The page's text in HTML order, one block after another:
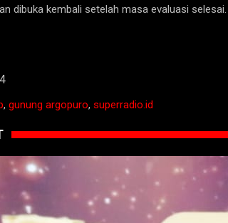
dibuka kembali setelah masa evaluasi
, gunung argopuro, superradio.id